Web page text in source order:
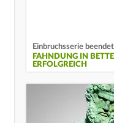
Einbruchsserie beendet
FAHNDUNG IN
ERFOLGREICH